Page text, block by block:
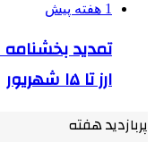
1 هفته پیش
تمدید بخشنامه
ارز تا ۱۵ شهریور
پربازدید هفته